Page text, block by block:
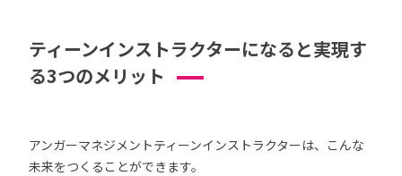
ティーンインストラクターになると実現す
る3つのメリット
アンガーマネジメントティーンインストラクターは、こんな
未来をつくることができます。